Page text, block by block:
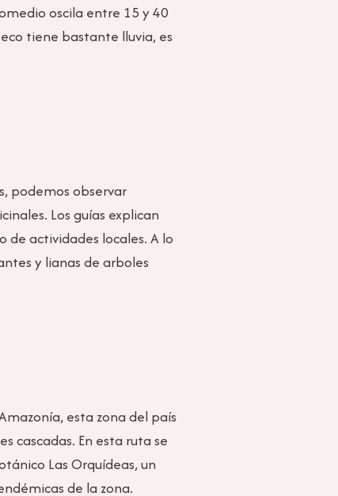
oscila entre 15 y 40
tiene bastante lluvia, es
podemos observar
Los guías explican
de actividades locales. A lo
y lianas de arboles
esta zona del país
cascadas. En esta ruta se
Las Orquídeas, un
de la zona.